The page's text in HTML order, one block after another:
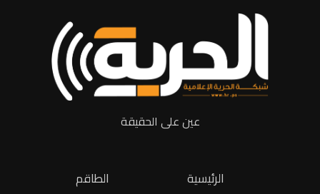
عين على الحقيقة
الطاقم
الرئيسية